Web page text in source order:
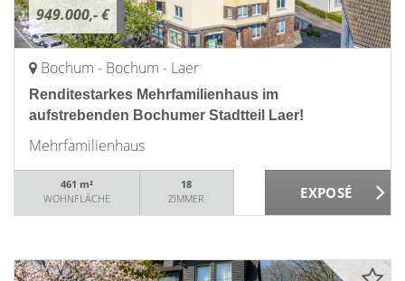
949.000,- €
Bochum - Bochum - Laer
Renditestarkes Mehrfamilienhaus im
aufstrebenden Bochumer Stadtteil Laer!
Mehrfamilienhaus
461 m²
WOHNFLÄCHE
18
ZIMMER